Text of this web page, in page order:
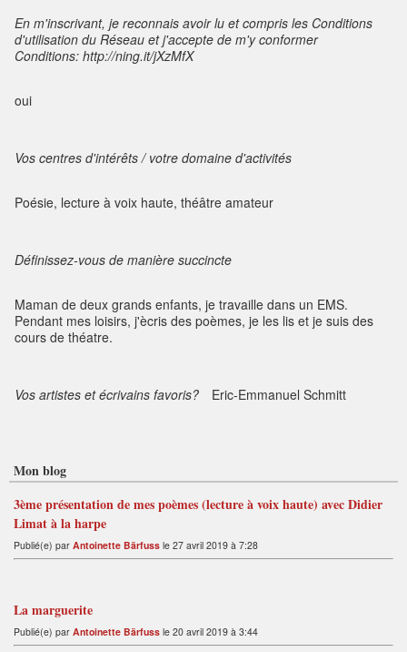
En m'inscrivant, je reconnais avoir lu et compris les Conditions
d'utilisation du Réseau et j'accepte de m'y conformer
Conditions: http://ning.it/jXzMfX
oui
Vos centres d'intérêts / votre domaine d'activités
Poésie, lecture à voix haute, théâtre amateur
Définissez-vous de manière succincte
Maman de deux grands enfants, je travaille dans un EMS.
Pendant mes loisirs, j'ècris des poèmes, je les lis et je suis des
cours de théatre.
Vos artistes et écrivains favoris? Eric-Emmanuel Schmitt
Mon blog
3ème présentation de mes poèmes (lecture à voix haute) avec Didier
Limat à la harpe
Publié(e) par Antoinette Bärfuss le 27 avril 2019 à 7:28
La marguerite
Publié(e) par Antoinette Bärfuss le 20 avril 2019 à 3:44